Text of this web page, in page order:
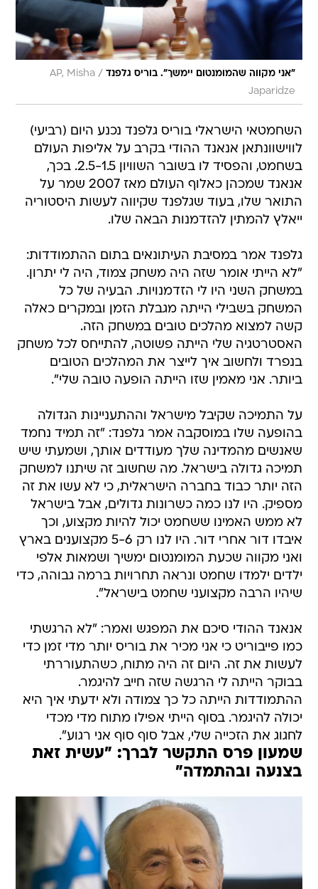
"אני מקווה שהמומנטום יימשך". בוריס גלפנד /
AP, Misha
Japaridze
השחמטאי הישראלי בוריס גלפנד נכנע היום (רביעי)
לווישוונתאן אנאנד ההודי בקרב על אליפות העולם
בשחמט, והפסיד לו בשובר השוויון 2.5-1.5. בכך,
אנאנד שמכהן כאלוף העולם מאז 2007 שמר על
התואר שלו, בעוד שגלפנד שקיווה לעשות היסטוריה
ייאלץ להמתין להזדמנות הבאה שלו.
גלפנד אמר במסיבת העיתונאים בתום ההתמודדות:
"לא הייתי אומר שזה היה משחק צמוד, היה לי יתרון.
במשחק השני היו לי הזדמנויות. הבעיה של כל
המשחק בשבילי הייתה מגבלת הזמן ובמקרים כאלה
קשה למצוא מהלכים טובים במשחק הזה.
האסטרטגיה שלי הייתה פשוטה, להתייחס לכל משחק
בנפרד ולחשוב איך לייצר את המהלכים הטובים
ביותר. אני מאמין שזו הייתה הופעה טובה שלי".
על התמיכה שקיבל מישראל וההתעניינות הגדולה
בהופעה שלו במוסקבה אמר גלפנד: "זה תמיד נחמד
שאנשים מהמדינה שלך מעודדים אותך, ושמעתי שיש
תמיכה גדולה בישראל. מה שחשוב זה שיתנו למשחק
הזה יותר כבוד בחברה הישראלית, כי לא עשו את זה
מספיק. היו לנו כמה כשרונות גדולים, אבל בישראל
לא ממש האמינו ששחמט יכול להיות מקצוע, וכך
איבדו דור אחרי דור. היו לנו רק 5-6 מקצוענים בארץ
ואני מקווה שכעת המומנטום ימשיך ושמאות אלפי
ילדים ילמדו שחמט ונראה תחרויות ברמה גבוהה, כדי
שיהיו הרבה מקצועני שחמט בישראל".
אנאנד ההודי סיכם את המפגש ואמר: "לא הרגשתי
כמו פייבוריט כי אני מכיר את בוריס יותר מדי זמן כדי
לעשות את זה. היום זה היה מתוח, כשהתעוררתי
בבוקר הייתה לי הרגשה שזה חייב להיגמר.
ההתמודדות הייתה כל כך צמודה ולא ידעתי איך היא
יכולה להיגמר. בסוף הייתי אפילו מתוח מדי מכדי
לחגוג את הזכייה שלי, אבל סוף סוף אני רגוע".
שמעון פרס התקשר לברך: "עשית זאת
בצנעה ובהתמדה"